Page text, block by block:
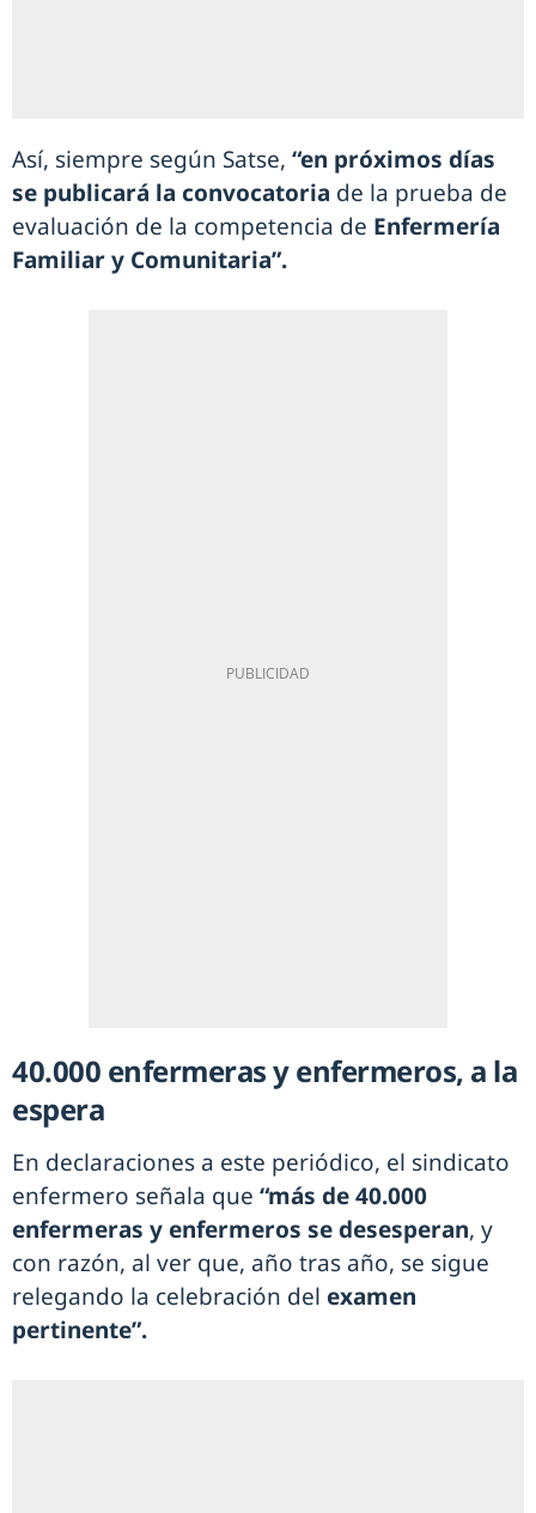
Así, siempre según Satse, “en próximos días
se publicará la convocatoria de la prueba de
evaluación de la competencia de Enfermería
Familiar y Comunitaria”.
40.000 enfermeras y enfermeros, a la
espera
En declaraciones a este periódico, el sindicato
enfermero señala que “más de 40.000
enfermeras y enfermeros se desesperan, y
con razón, al ver que, año tras año, se sigue
relegando la celebración del examen
pertinente”.